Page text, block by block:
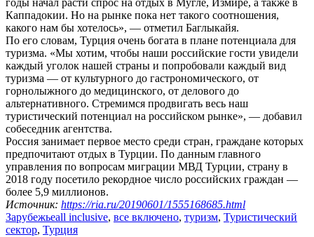
годы начал расти спрос на отдых в Мугле, Измире, а также в
Каппадокии. Но на рынке пока нет такого соотношения,
какого нам бы хотелось», — отметил Баглыкайя.
По его словам, Турция очень богата в плане потенциала для
туризма. «Мы хотим, чтобы наши российские гости увидели
каждый уголок нашей страны и попробовали каждый вид
туризма — от культурного до гастрономического, от
горнолыжного до медицинского, от делового до
альтернативного. Стремимся продвигать весь наш
туристический потенциал на российском рынке», — добавил
собеседник агентства.
Россия занимает первое место среди стран, граждане которых
предпочитают отдых в Турции. По данным главного
управления по вопросам миграции МВД Турции, страну в
2018 году посетило рекордное число российских граждан —
более 5,9 миллионов.
Источник: https://ria.ru/20190601/1555168685.html
Зарубежьеall inclusive, все включено, туризм, Туристический
сектор, Турция